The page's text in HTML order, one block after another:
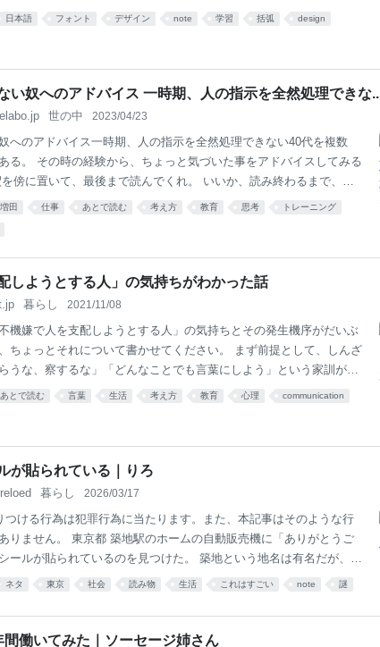
だ、ぼくたちはいま、いっしょにさそって出かけたのだ）とおもいな
っている部分、（ ）の中の言葉が心の中で思い浮かべている部分
も読み取れると思いますが、括弧の使い分けがされていることで、よ
ます。 このように括弧類は主に文章内で会
日本語 フォント デザイン note 学習 括弧 design
い奴へのアドバイス 一時期、人の指示を全然処理できな..
世の中 2023/04/23
へのアドバイス一時期、人の指示を全然処理できない40代を複数
る。 その時の経験から、ちょっと気づいた事をアドバイスしてみる
傍に置いて、最後まで読んでくれ。 いいか、読み終わるまで、自
ぞ。 結論結論から言うと ・相手の話を出来る限り一字一句聞き取
。最適なのは議事録を書くこと。 ※半年経っても伸びないなら小
小学三年生分から全部やって、スキルアップをブーストさせる事。
た根拠は、次の文章にある。 今日も仕事で自分の提案資料に対して
増田 仕事 あとで読む 考え方 教育 思考 トレーニング
しようとする人」の気持ちがわかった話
暮らし 2021/11/08
機嫌で人を支配しようとする人」の気持ちとその発生機序がだいぶ
ちょっとそれについて書かせてください。 まず前提として、しんざ
うな、察するな」「どんなことでも言葉にしよう」という家訓があ
と。して欲しくないこと。嬉しいこと。嫌だと思ったこと。賛成、反
ずに察することは出来ません、と。 君にエスパーであることを期待
ママも言いたいことは全部口にします、と。 そういうコンセプトで
にかく言葉に」と言ってます。これについてはかなり徹底している
あとで読む 言葉 生活 考え方 教育 心理 communication
が貼られている｜りろ
暮らし 2026/03/17
ける行為は犯罪行為に当たります。また、本記事はそのような行
りません。 東京都 築地駅のホームの自動販売機に「ありがとうご
ールが貼られているのを見つけた。 築地という地名は有名だが、築
線が通るだけの小さな駅だ。シールを見かけたとき、思わずどうい
王井の頭線の近くだった。 もし、渋谷駅のシールが東京メトロ銀座
メトロが独自に貼っているシールなのか、と思っていただろう。し
ネタ 東京 社会 読み物 生活 これはすごい note 謎
間働いてみた｜ソーセージ姉さん